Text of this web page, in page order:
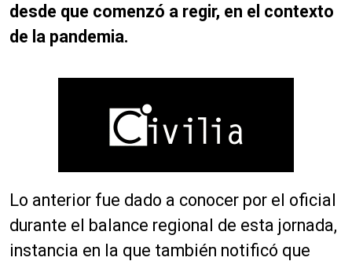
desde que comenzó a regir, en el contexto
de la pandemia.
Lo anterior fue dado a conocer por el oficial
durante el balance regional de esta jornada,
instancia en la que también notificó que